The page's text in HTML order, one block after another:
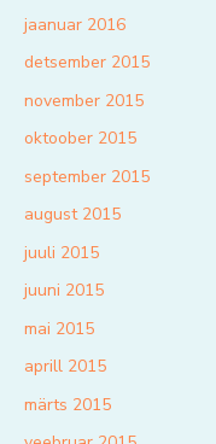
jaanuar 2016
detsember 2015
november 2015
oktoober 2015
september 2015
august 2015
juuli 2015
juuni 2015
mai 2015
aprill 2015
märts 2015